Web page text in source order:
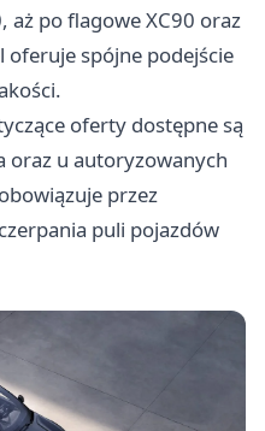
aż po flagowe XC90 oraz
oferuje spójne podejście
oferty dostępne są
oraz u autoryzowanych
przez
puli pojazdów